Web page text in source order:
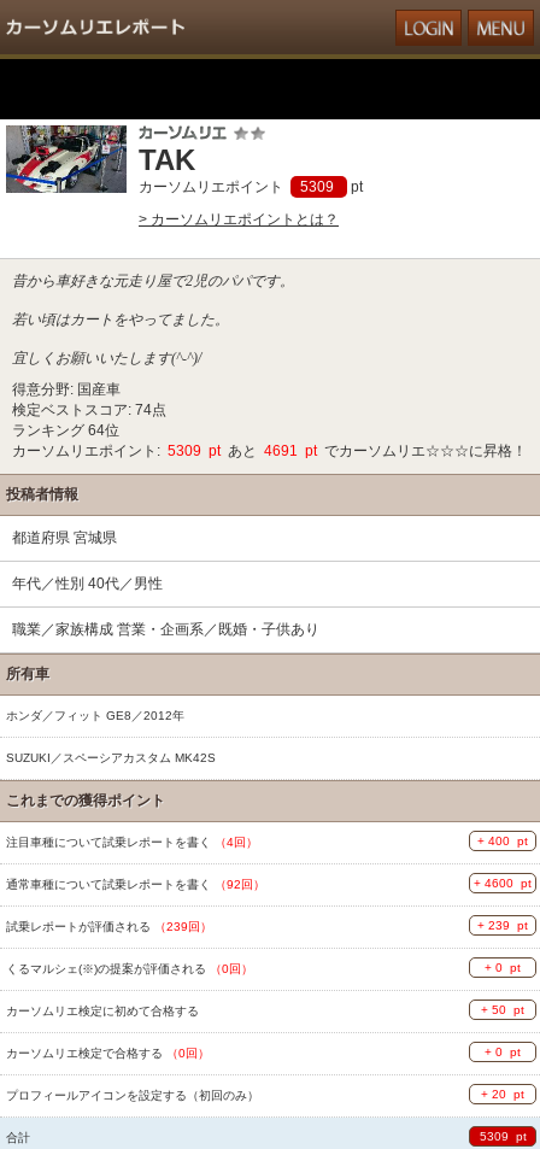
TAK
カーソムリエポイント 5309
pt
> カーソムリエポイントとは？
昔から車好きな元走り屋で2児のパパです。
若い頃はカートをやってました。
宜しくお願いいたします(^-^)/
得意分野: 国産車
検定ベストスコア: 74点
ランキング 64位
カーソムリエポイント: 5309 pt あと 4691 pt でカーソムリエ☆☆☆に昇格！
投稿者情報
都道府県 宮城県
年代／性別 40代／男性
職業／家族構成 営業・企画系／既婚・子供あり
所有車
ホンダ／フィット GE8／2012年
SUZUKI／スペーシアカスタム MK42S
これまでの獲得ポイント
注目車種について試乗レポートを書く （4回） + 400 pt
通常車種について試乗レポートを書く （92回） + 4600 pt
試乗レポートが評価される （239回） + 239 pt
くるマルシェ(※)の提案が評価される （0回） + 0 pt
カーソムリエ検定に初めて合格する + 50 pt
カーソムリエ検定で合格する （0回） + 0 pt
プロフィールアイコンを設定する（初回のみ） + 20 pt
合計 5309 pt